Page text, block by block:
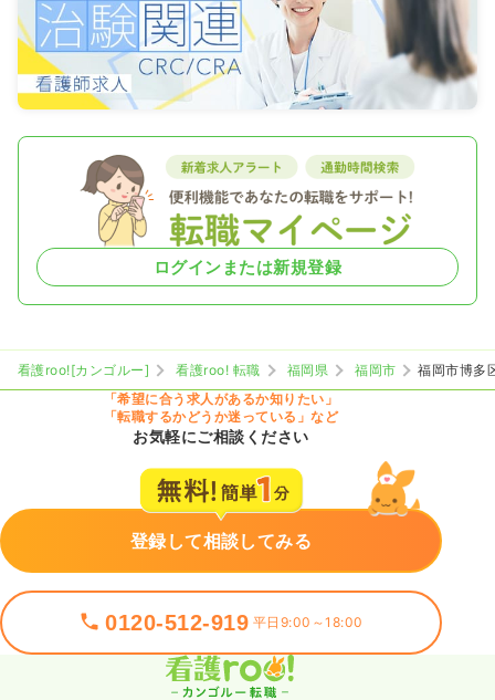
ログインまたは新規登録
看護roo![カンゴルー] 看護roo! 転職 福岡県 福岡市
福岡市博多
「希望に合う求人があるか知りたい」
「転職するかどうか迷っている」など
お気軽にご相談ください
登録して相談してみる
0120-512-919 平日9:00～18:00